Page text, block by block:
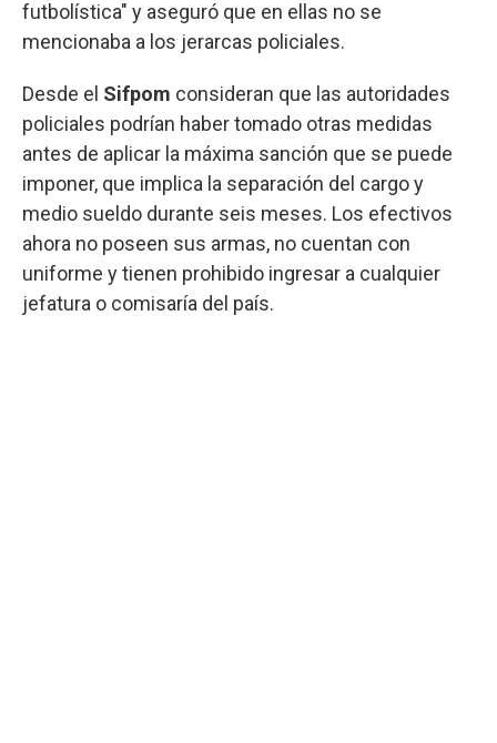
futbolística" y aseguró que en ellas no se
mencionaba a los jerarcas policiales.
Desde el Sifpom consideran que las autoridades
policiales podrían haber tomado otras medidas
antes de aplicar la máxima sanción que se puede
imponer, que implica la separación del cargo y
medio sueldo durante seis meses. Los efectivos
ahora no poseen sus armas, no cuentan con
uniforme y tienen prohibido ingresar a cualquier
jefatura o comisaría del país.